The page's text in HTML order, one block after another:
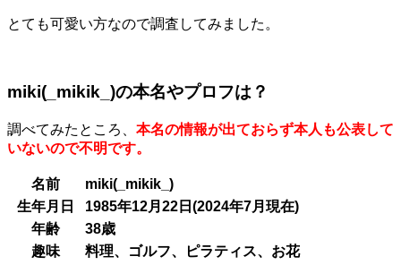
とても可愛い方なので調査してみました。
miki(_mikik_)の本名やプロフは？
調べてみたところ、 本名の情報が出ておらず本人も公表して
いないので不明です。
名前
miki(_mikik_)
生年月日
1985年12月22日(2024年7月現在)
年齢
38歳
趣味
料理、ゴルフ、ピラティス、お花